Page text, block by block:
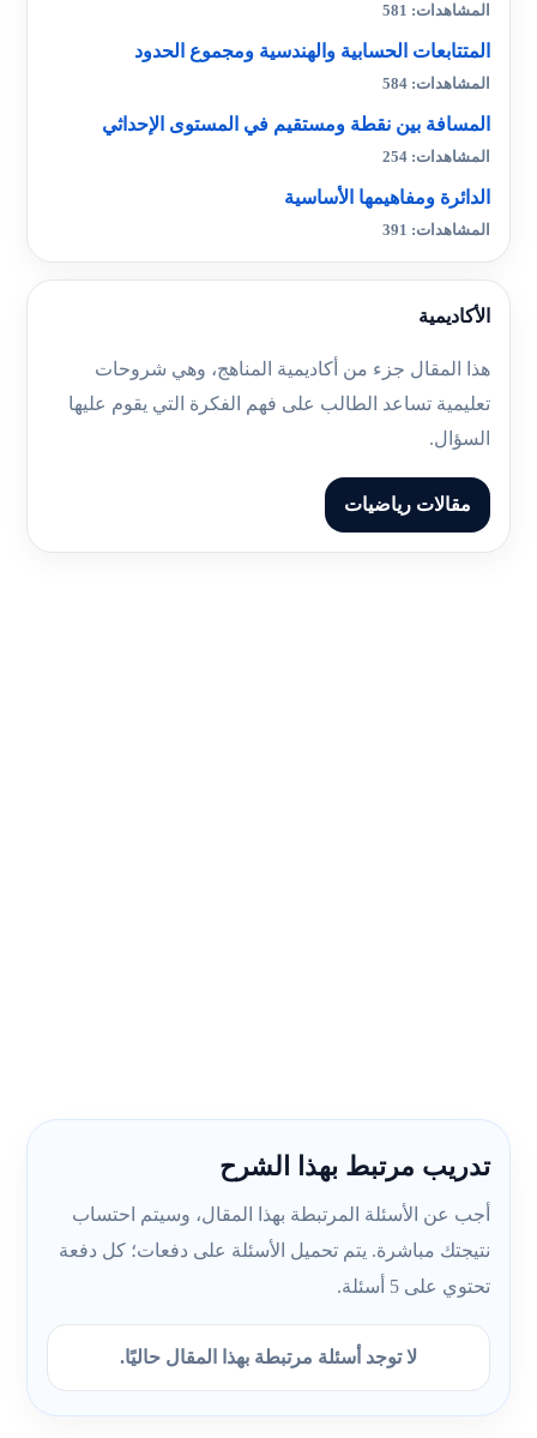
المشاهدات: 581
المتتابعات الحسابية والهندسية ومجموع الحدود
المشاهدات: 584
المسافة بين نقطة ومستقيم في المستوى الإحداثي
المشاهدات: 254
الدائرة ومفاهيمها الأساسية
المشاهدات: 391
الأكاديمية
هذا المقال جزء من أكاديمية المناهج، وهي شروحات
تعليمية تساعد الطالب على فهم الفكرة التي يقوم عليها
السؤال.
مقالات رياضيات
تدريب مرتبط بهذا الشرح
أجب عن الأسئلة المرتبطة بهذا المقال، وسيتم احتساب
نتيجتك مباشرة. يتم تحميل الأسئلة على دفعات؛ كل دفعة
تحتوي على 5 أسئلة.
لا توجد أسئلة مرتبطة بهذا المقال حاليًا.